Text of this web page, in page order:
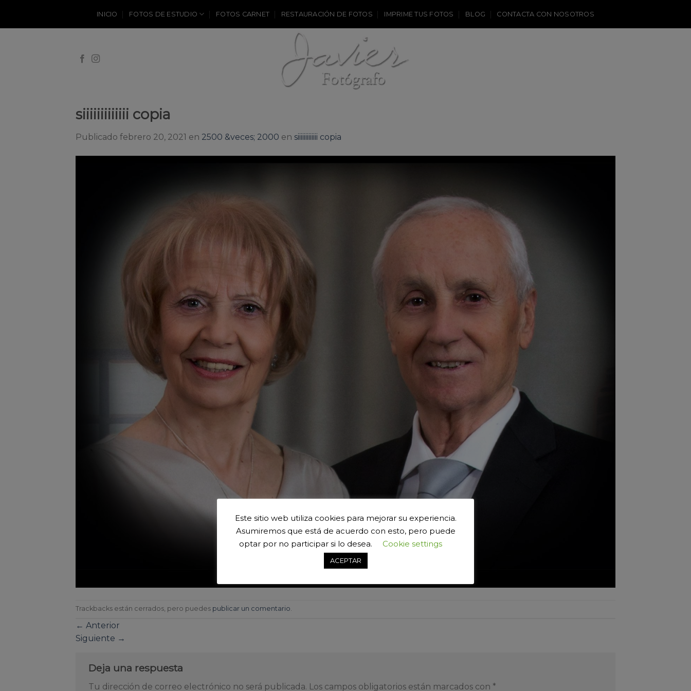
content
INICIO FOTOS DE ESTUDIO FOTOS CARNET RESTAURACIÓN DE FOTOS IMPRIME TUS FOTOS BLOG CONTACTA CON NOSOTROS
siiiiiiiiiiiii copia
Publicado febrero 20, 2021 en 2500 &veces; 2000 en siiiiiiiiiiiii copia
Trackbacks están cerrados, pero puedes publicar un comentario.
← Anterior
Siguiente →
Deja una respuesta
Tu dirección de correo electrónico no será publicada. Los campos obligatorios están marcados con *
Este sitio web utiliza cookies para mejorar su experiencia.
Asumiremos que está de acuerdo con esto, pero puede
optar por no participar si lo desea.
Cookie settings
ACEPTAR